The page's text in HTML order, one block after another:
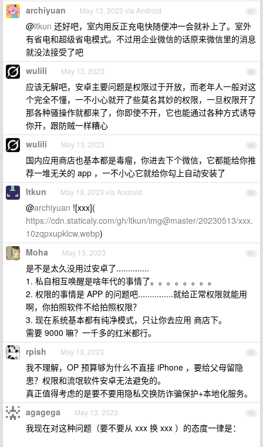
87
archiyuan May 13, 2023 via Android
@ltkun 还好吧，室内用反正充电快随便冲一会就补上了。室外
有省电和超级省电模式。不过用企业微信的话原来微信里的消息
就没法接受了吧
88
wulili May 13, 2023
应该无解吧，安卓主要问题是权限过于开放，而老年人一般对这
个完全不懂，一不小心就开了些莫名其妙的权限，一旦权限开了
那各种骚操作就都来了，你即使不开，它也能通过各种方式诱导
你开，跟防贼一样糟心
89
wulili May 13, 2023
国内应用商店也基本都是毒瘤，你进去下个微信，它都能给你推
荐一堆无关的 app ，一不小心它就给你勾上自动安装了
90
ltkun May 13, 2023 via Android
@archiyuan ![xxx](
https://cdn.staticaly.com/gh/ltkun/img@master/20230513/xxx.
10zqpxupklcw.webp)
91
Moha May 13, 2023
是不是太久没用过安卓了..............
1. 私自相互唤醒是啥年代的事情了。。。。。。。。
2. 权限的事情是 APP 的问题吧...............就给正常权限就能用
啊，你拍照软件不给拍照权限？
3. 现在系统基本都有纯净模式，只让你去应用 商店下。
需要 9000 嘛？一千多的红米都行。
92
rpish May 13, 2023
我不理解，OP 预算够为什么不直接 iPhone ，要给父母留隐
患？权限和流氓软件安卓无法避免的。
真正值得考虑的是要不要用隐私交换防诈骗保护+本地化服务。
93
agagega May 13, 2023
我现在对这种问题（要不要从 xxx 换 xxx ）的态度一律是：